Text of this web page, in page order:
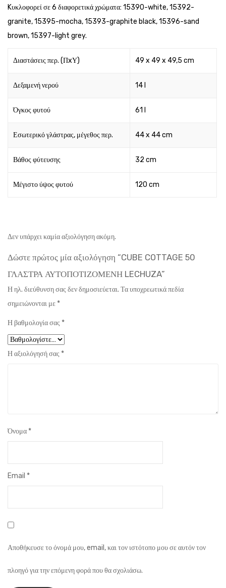
Kυκλοφορεί σε 6 διαφορετικά χρώματα: 15390-white, 15392-
granite, 15395-mocha, 15393-graphite black, 15396-sand
brown, 15397-light grey.
Διαστάσεις περ. (ΠxΥ) 49 x 49 x 49,5 cm
Δεξαμενή νερού 14 l
Όγκος φυτού 61 l
Εσωτερικό γλάστρας, μέγεθος περ. 44 x 44 cm
Βάθος φύτευσης 32 cm
Μέγιστο ύψος φυτού 120 cm
Δεν υπάρχει καμία αξιολόγηση ακόμη.
Δώστε πρώτος μία αξιολόγηση “CUBE COTTAGE 50
ΓΛΑΣΤΡΑ ΑΥΤΟΠΟΤΙΖΟΜΕΝΗ LECHUZA”
Η ηλ. διεύθυνση σας δεν δημοσιεύεται. Τα υποχρεωτικά πεδία
σημειώνονται με *
Η βαθμολογία σας *
Η αξιολόγησή σας *
Όνομα *
Email *
Αποθήκευσε το όνομά μου, email, και τον ιστότοπο μου σε αυτόν τον
πλοηγό για την επόμενη φορά που θα σχολιάσω.